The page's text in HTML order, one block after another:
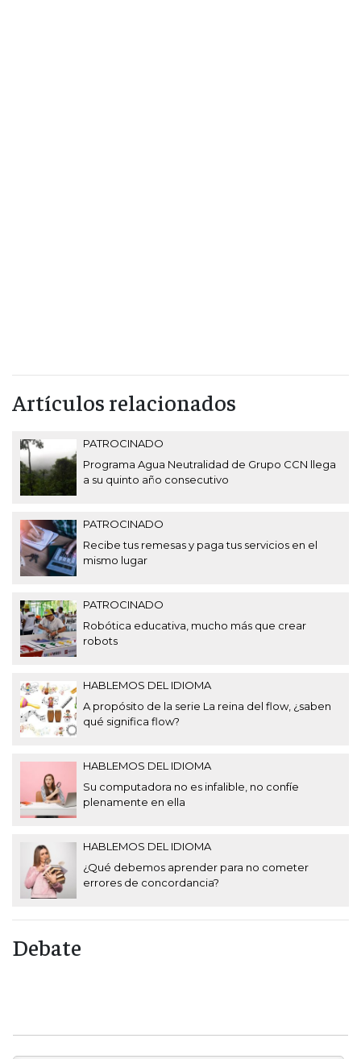
Artículos relacionados
PATROCINADO
Programa Agua Neutralidad de Grupo CCN llega
a su quinto año consecutivo
PATROCINADO
Recibe tus remesas y paga tus servicios en el
mismo lugar
PATROCINADO
Robótica educativa, mucho más que crear
robots
HABLEMOS DEL IDIOMA
A propósito de la serie La reina del flow, ¿saben
qué significa flow?
HABLEMOS DEL IDIOMA
Su computadora no es infalible, no confíe
plenamente en ella
HABLEMOS DEL IDIOMA
¿Qué debemos aprender para no cometer
errores de concordancia?
Debate